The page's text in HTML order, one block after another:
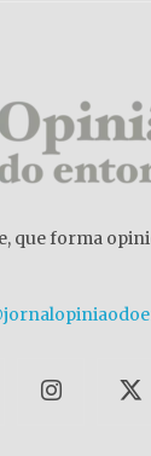
que forma